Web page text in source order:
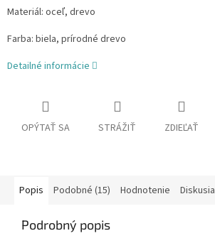
Materiál: oceľ, drevo
Farba: biela, prírodné drevo
Detailné informácie
OPÝTAŤ SA STRÁŽIŤ ZDIEĽAŤ
Popis Podobné (15) Hodnotenie Diskusia
Podrobný popis